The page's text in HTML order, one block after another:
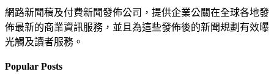
網路新聞稿及付費新聞發佈公司，提供企業公關在全球各地發
佈最新的商業資訊服務，並且為這些發佈後的新聞規劃有效曝
光觸及讀者服務。
Popular Posts